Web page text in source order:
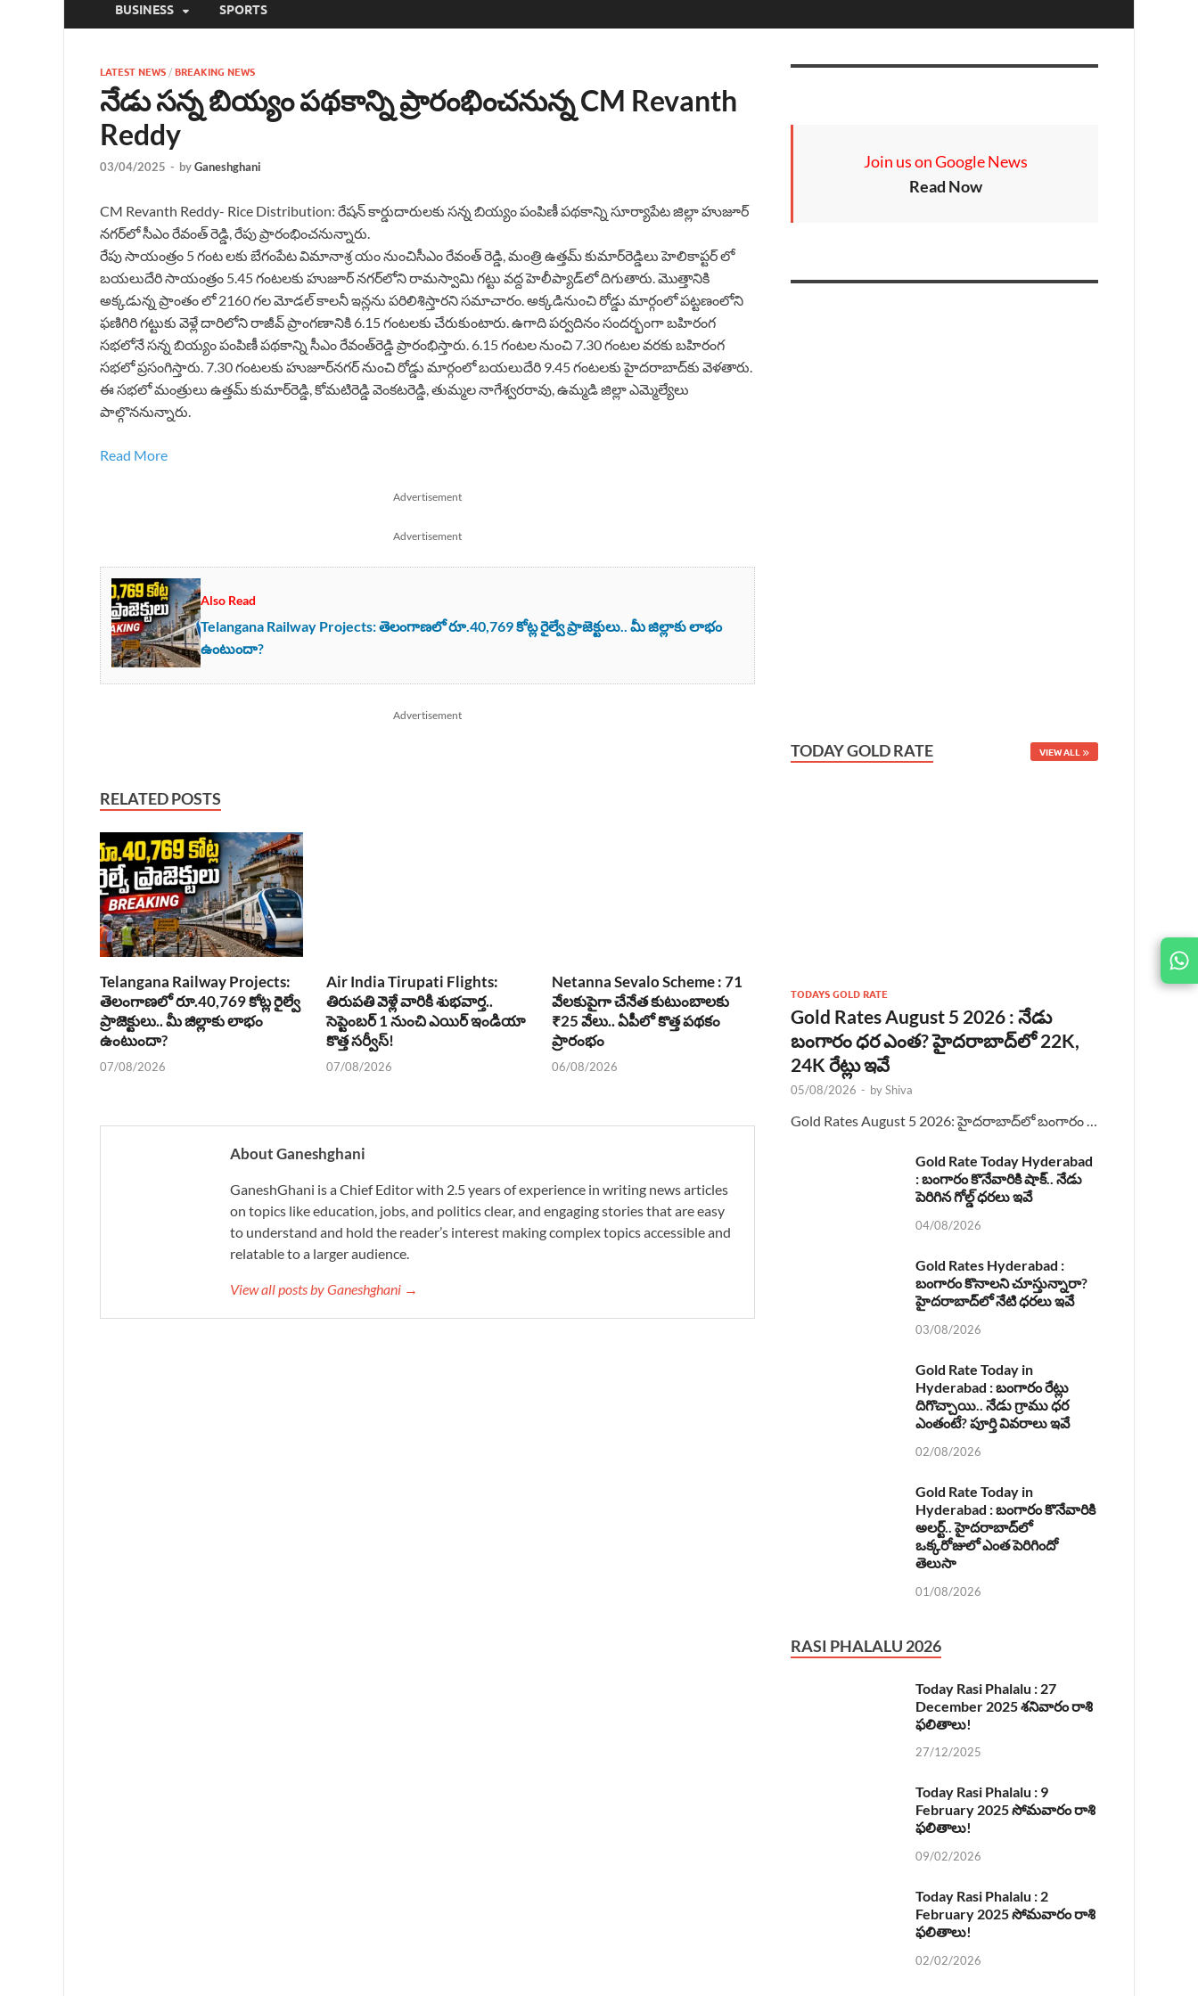
JOIN
US ON
BUSINESS SPORTS
LATEST NEWS/BREAKING NEWS
నేడు సన్న బియ్యం పథకాన్ని ప్రారంభించనున్న CM Revanth
Reddy
03/04/2025 - byGaneshghani
CM Revanth Reddy- Rice Distribution: రేషన్ కార్డుదారులకు సన్న బియ్యం పంపిణీ పథకాన్ని సూర్యాపేట జిల్లా హుజూర్‌
నగర్‌లో సీఎం రేవంత్‌ రెడ్డి, రేపు ప్రారంభించనున్నారు.
రేపు సాయంత్రం 5 గంట లకు బేగంపేట విమానాశ్ర యం నుంచిసీఎం రేవంత్‌ రెడ్డి, మంత్రి ఉత్తమ్‌ కుమార్‌రెడ్డిలు హెలికాప్టర్‌ లో
బయలుదేరి సాయంత్రం 5.45 గంటలకు హుజూర్‌ నగర్‌లోని రామస్వామి గట్టు వద్ద హెలీప్యాడ్‌లో దిగుతారు. మొత్తానికి
అక్కడున్న ప్రాంతం లో 2160 గల మోడల్ కాలనీ ఇన్లను పరిలిశిస్తారని సమాచారం. అక్కడినుంచి రోడ్డు మార్గంలో పట్టణంలోని
ఫణిగిరి గట్టుకు వెళ్లే దారిలోని రాజీవ్‌ ప్రాంగణానికి 6.15 గంటలకు చేరుకుంటారు. ఉగాది పర్వదినం సందర్భంగా బహిరంగ
సభలోనే సన్న బియ్యం పంపిణీ పథకాన్ని సీఎం రేవంత్‌రెడ్డి ప్రారంభిస్తారు. 6.15 గంటల నుంచి 7.30 గంటల వరకు బహిరంగ
సభలో ప్రసంగిస్తారు. 7.30 గంటలకు హుజూర్‌నగర్‌ నుంచి రోడ్డు మార్గంలో బయలుదేరి 9.45 గంటలకు హైదరాబాద్‌కు వెళతారు.
ఈ సభలో మంత్రులు ఉత్తమ్‌ కుమార్‌రెడ్డి, కోమటిరెడ్డి వెంకటరెడ్డి, తుమ్మల నాగేశ్వరరావు, ఉమ్మడి జిల్లా ఎమ్మెల్యేలు
పాల్గొననున్నారు.
Read More
Advertisement
Advertisement
Also Read
Telangana Railway Projects: తెలంగాణలో రూ.40,769 కోట్ల రైల్వే ప్రాజెక్టులు.. మీ జిల్లాకు లాభం
ఉంటుందా?
Advertisement
RELATED POSTS
Telangana Railway Projects:
తెలంగాణలో రూ.40,769 కోట్ల రైల్వే
ప్రాజెక్టులు.. మీ జిల్లాకు లాభం
ఉంటుందా?
07/08/2026
Air India Tirupati Flights:
తిరుపతి వెళ్లే వారికి శుభవార్త..
సెప్టెంబర్ 1 నుంచి ఎయిర్ ఇండియా
కొత్త సర్వీస్!
07/08/2026
Netanna Sevalo Scheme : 71
వేలకుపైగా చేనేత కుటుంబాలకు
₹25 వేలు.. ఏపీలో కొత్త పథకం
ప్రారంభం
06/08/2026
About Ganeshghani
GaneshGhani is a Chief Editor with 2.5 years of experience in writing news articles
on topics like education, jobs, and politics clear, and engaging stories that are easy
to understand and hold the reader’s interest making complex topics accessible and
relatable to a larger audience.
View all posts by Ganeshghani →
Join us on Google News
Read Now
TODAY GOLD RATE VIEW ALL
TODAYS GOLD RATE
Gold Rates August 5 2026 : నేడు
బంగారం ధర ఎంత? హైదరాబాద్‌లో 22K,
24K రేట్లు ఇవే
05/08/2026 - byShiva
Gold Rates August 5 2026: హైదరాబాద్‌లో బంగారం …
Gold Rate Today Hyderabad
: బంగారం కొనేవారికి షాక్.. నేడు
పెరిగిన గోల్డ్ ధరలు ఇవే
04/08/2026
Gold Rates Hyderabad :
బంగారం కొనాలని చూస్తున్నారా?
హైదరాబాద్‌లో నేటి ధరలు ఇవే
03/08/2026
Gold Rate Today in
Hyderabad : బంగారం రేట్లు
దిగొచ్చాయి.. నేడు గ్రాము ధర
ఎంతంటే? పూర్తి వివరాలు ఇవే
02/08/2026
Gold Rate Today in
Hyderabad : బంగారం కొనేవారికి
అలర్ట్.. హైదరాబాద్‌లో
ఒక్కరోజులో ఎంత పెరిగిందో
తెలుసా
01/08/2026
RASI PHALALU 2026
Today Rasi Phalalu : 27
December 2025 శనివారం రాశి
ఫలితాలు!
27/12/2025
Today Rasi Phalalu : 9
February 2025 సోమవారం రాశి
ఫలితాలు!
09/02/2026
Today Rasi Phalalu : 2
February 2025 సోమవారం రాశి
ఫలితాలు!
02/02/2026